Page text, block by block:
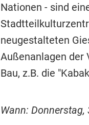
Nationen - sind
neugestalteten
Außenanlagen der
Bau, z.B. die
Wann: